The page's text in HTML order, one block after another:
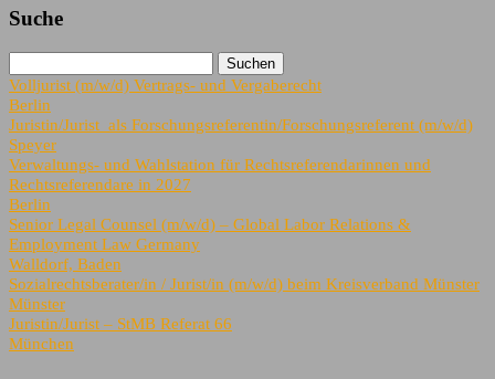
Suche
Volljurist (m/w/d) Vertrags- und Vergaberecht
Berlin
Juristin/Jurist als Forschungsreferentin/Forschungsreferent (m/w/d)
Speyer
Verwaltungs- und Wahlstation für Rechtsreferendarinnen und
Rechtsreferendare in 2027
Berlin
Senior Legal Counsel (m/w/d) – Global Labor Relations &
Employment Law Germany
Walldorf, Baden
Sozialrechtsberater/in / Jurist/in (m/w/d) beim Kreisverband Münster
Münster
Juristin/Jurist – StMB Referat 66
München